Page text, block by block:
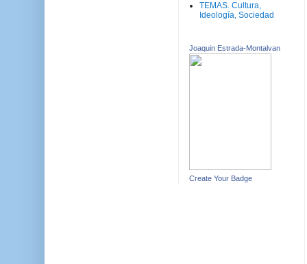
TEMAS. Cultura,
Ideología, Sociedad
Joaquin Estrada-Montalvan
Create Your Badge